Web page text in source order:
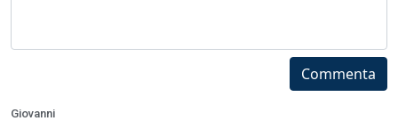
Commenta
Giovanni